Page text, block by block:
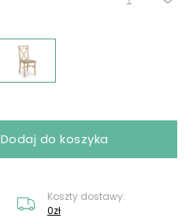
Dodaj do koszyka
Koszty dostawy:
0zł